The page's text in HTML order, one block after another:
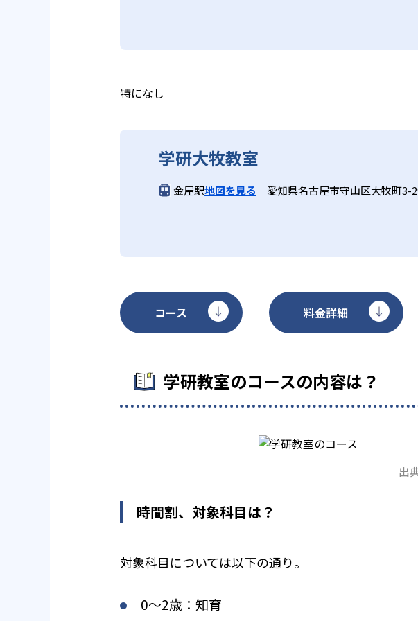
供し、学習の習慣化と学力の定着を図っている。進
学研教室では、小学生については、1回の学習時間を
る時間が通常「学年×10分±10分」と考えられている
は、最新の教育情報にも精通しており、学習相談や
学研教室では、楽しく生き生きと学ぶことも重視して
学研教室のデメリットとしては、基礎をより重視し
特になし
学研大牧教室
金屋駅地図を見る 愛知県名古屋市守山区大牧町3-
コース 料金詳細
学研教室のコースの内容は？
出
時間割、対象科目は？
対象科目については以下の通り。
0〜2歳：知育